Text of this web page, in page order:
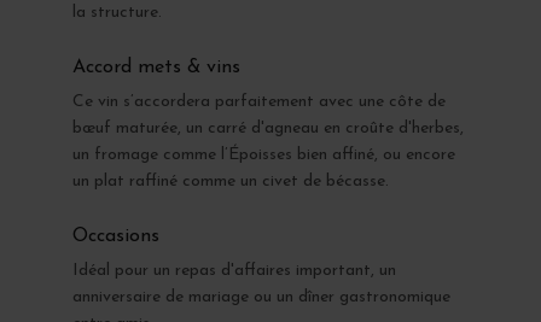
la structure.
Accord mets & vins
Ce vin s’accordera parfaitement avec une côte de
bœuf maturée, un carré d'agneau en croûte d'herbes,
un fromage comme l’Époisses bien affiné, ou encore
un plat raffiné comme un civet de bécasse.
Occasions
Idéal pour un repas d'affaires important, un
anniversaire de mariage ou un dîner gastronomique